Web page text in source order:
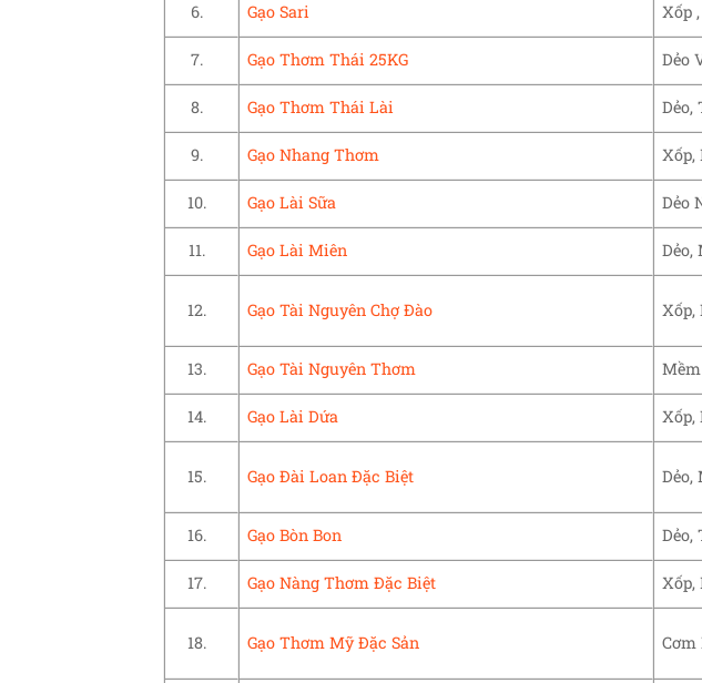
6. Gạo Sari Xốp
7. Gạo Thơm Thái 25KG Dẻo
8. Gạo Thơm Thái Lài Dẻo,
9. Gạo Nhang Thơm Xốp,
10. Gạo Lài Sữa Dẻo
11. Gạo Lài Miên Dẻo,
12. Gạo Tài Nguyên Chợ Đào Xốp,
13. Gạo Tài Nguyên Thơm
14. Gạo Lài Dứa Xốp,
15. Gạo Đài Loan Đặc Biệt Dẻo,
16. Gạo Bòn Bon Dẻo,
17. Gạo Nàng Thơm Đặc Biệt Xốp,
18. Gạo Thơm Mỹ Đặc Sản Cơm